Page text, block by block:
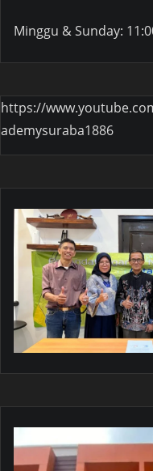
Minggu & Sunday:
https://
ademysuraba1886